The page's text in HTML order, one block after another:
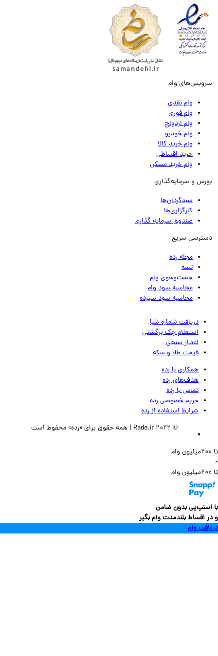
وام
وام نقدی
وام فوری
وام ازدواج
وام خودرو
وام خرید کالا
خرید اقساطی
وام خرید مسکن
و سرمایه‌گذاری
سبدگردان‌ها
کارگزاری‌ها
صندوق سرمایه گذاری
سریع
مجله رده
تسه
جست‌وجوی وام
محاسبه سود وام
محاسبه سود سپرده
دریافت شماره شبا
استعلام چک برگشتی
اعتبار سنجی
قیمت طلا و سکه
همکاری با رده
هدف‌های رده
تماس‌ با‌ رده
حریم خصوصی رده
شرایط استفاده از رده
بدون ضامن
بلندمدت وام بگیر
وام